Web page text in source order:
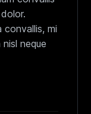
convallis, mi
neque